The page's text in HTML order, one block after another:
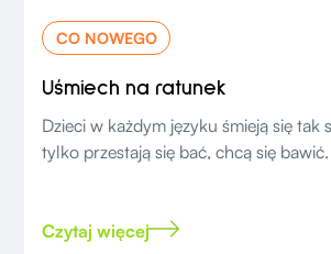
CO NOWEGO
Uśmiech na ratunek
Dzieci w każdym języku śmieją się tak
tylko przestają się bać, chcą się bawić.
Czytaj więcej